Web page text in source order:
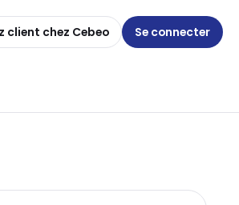
client chez Cebeo Se connecter